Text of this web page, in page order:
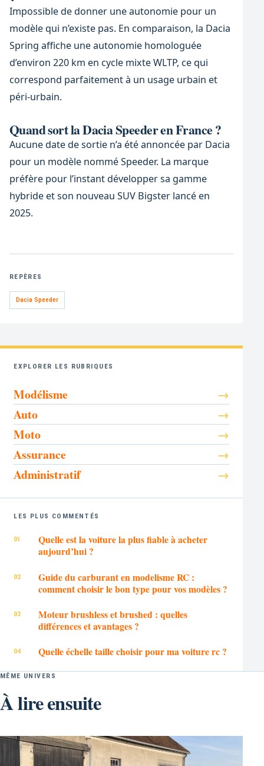
Impossible de donner une autonomie pour un
modèle qui n’existe pas. En comparaison, la Dacia
Spring affiche une autonomie homologuée
d’environ 220 km en cycle mixte WLTP, ce qui
correspond parfaitement à un usage urbain et
péri-urbain.
Quand sort la Dacia Speeder en France ?
Aucune date de sortie n’a été annoncée par Dacia
pour un modèle nommé Speeder. La marque
préfère pour l’instant développer sa gamme
hybride et son nouveau SUV Bigster lancé en
2025.
REPÈRES
Dacia Speeder
EXPLORER LES RUBRIQUES
Modélisme
Auto
Moto
Assurance
Administratif
LES PLUS COMMENTÉS
Quelle est la voiture la plus fiable à acheter
aujourd’hui ?
Guide du carburant en modelisme RC :
comment choisir le bon type pour vos modèles ?
Moteur brushless et brushed : quelles
différences et avantages ?
Quelle échelle taille choisir pour ma voiture rc ?
MÊME UNIVERS
À lire ensuite